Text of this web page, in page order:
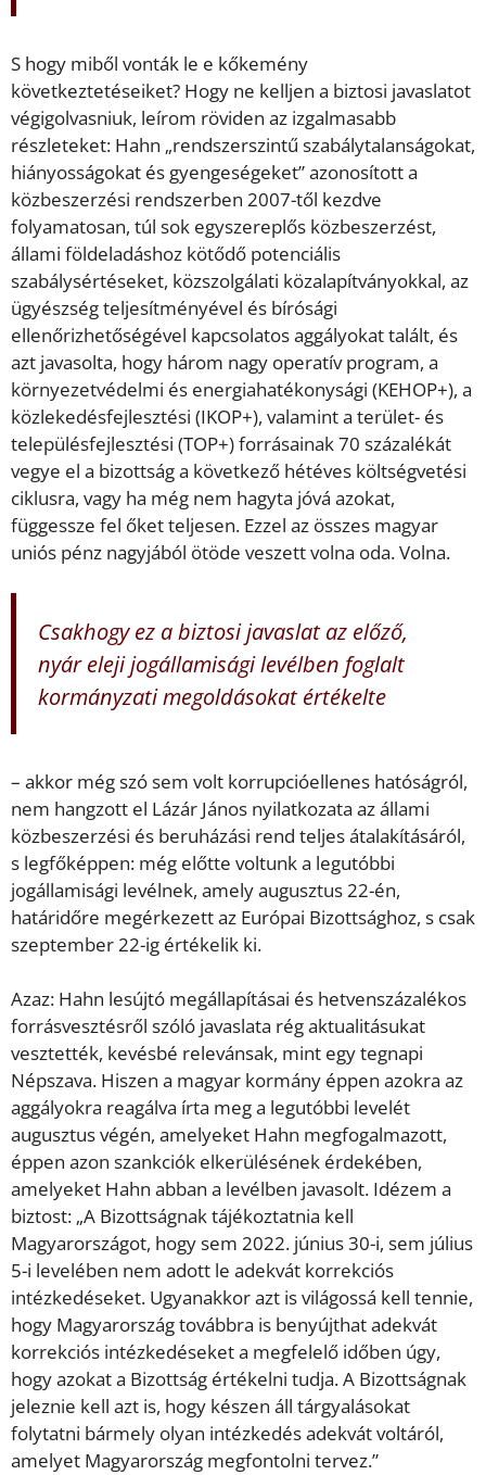
S hogy miből vonták le e kőkemény
következtetéseiket? Hogy ne kelljen a biztosi javaslatot
végigolvasniuk, leírom röviden az izgalmasabb
részleteket: Hahn „rendszerszintű szabálytalanságokat,
hiányosságokat és gyengeségeket” azonosított a
közbeszerzési rendszerben 2007-től kezdve
folyamatosan, túl sok egyszereplős közbeszerzést,
állami földeladáshoz kötődő potenciális
szabálysértéseket, közszolgálati közalapítványokkal, az
ügyészség teljesítményével és bírósági
ellenőrizhetőségével kapcsolatos aggályokat talált, és
azt javasolta, hogy három nagy operatív program, a
környezetvédelmi és energiahatékonysági (KEHOP+), a
közlekedésfejlesztési (IKOP+), valamint a terület- és
településfejlesztési (TOP+) forrásainak 70 százalékát
vegye el a bizottság a következő hétéves költségvetési
ciklusra, vagy ha még nem hagyta jóvá azokat,
függessze fel őket teljesen. Ezzel az összes magyar
uniós pénz nagyjából ötöde veszett volna oda. Volna.
Csakhogy ez a biztosi javaslat az előző,
nyár eleji jogállamisági levélben foglalt
kormányzati megoldásokat értékelte
– akkor még szó sem volt korrupcióellenes hatóságról,
nem hangzott el Lázár János nyilatkozata az állami
közbeszerzési és beruházási rend teljes átalakításáról,
s legfőképpen: még előtte voltunk a legutóbbi
jogállamisági levélnek, amely augusztus 22-én,
határidőre megérkezett az Európai Bizottsághoz, s csak
szeptember 22-ig értékelik ki.
Azaz: Hahn lesújtó megállapításai és hetvenszázalékos
forrásvesztésről szóló javaslata rég aktualitásukat
vesztették, kevésbé relevánsak, mint egy tegnapi
Népszava. Hiszen a magyar kormány éppen azokra az
aggályokra reagálva írta meg a legutóbbi levelét
augusztus végén, amelyeket Hahn megfogalmazott,
éppen azon szankciók elkerülésének érdekében,
amelyeket Hahn abban a levélben javasolt. Idézem a
biztost: „A Bizottságnak tájékoztatnia kell
Magyarországot, hogy sem 2022. június 30-i, sem július
5-i levelében nem adott le adekvát korrekciós
intézkedéseket. Ugyanakkor azt is világossá kell tennie,
hogy Magyarország továbbra is benyújthat adekvát
korrekciós intézkedéseket a megfelelő időben úgy,
hogy azokat a Bizottság értékelni tudja. A Bizottságnak
jeleznie kell azt is, hogy készen áll tárgyalásokat
folytatni bármely olyan intézkedés adekvát voltáról,
amelyet Magyarország megfontolni tervez.”